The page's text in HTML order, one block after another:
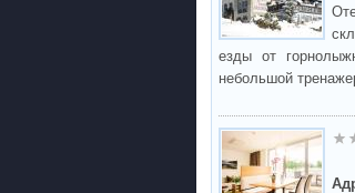
езды от
небольшой